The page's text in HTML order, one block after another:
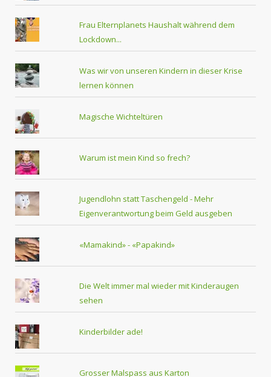
Frau Elternplanets Haushalt während dem
Lockdown...
Was wir von unseren Kindern in dieser Krise
lernen können
Magische Wichteltüren
Warum ist mein Kind so frech?
Jugendlohn statt Taschengeld - Mehr
Eigenverantwortung beim Geld ausgeben
«Mamakind» - «Papakind»
Die Welt immer mal wieder mit Kinderaugen
sehen
Kinderbilder ade!
Grosser Malspass aus Karton